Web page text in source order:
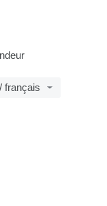
français